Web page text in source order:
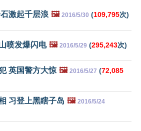
激起千层浪 🖼️ 2016/5/30 (109,795次)
喷发爆闪电 🖼️ 2016/5/29 (295,243次)
英国警方大惊 🖼️ 2016/5/27 (72,085
习登上黑瞎子岛 🖼️ 2016/5/24